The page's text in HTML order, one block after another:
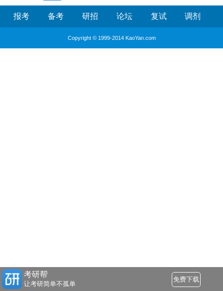
报考 备考 研招 论坛 复试 调剂
Copyright © 1999-2014 KaoYan.com
考研帮
让考研简单不孤单
免费下载